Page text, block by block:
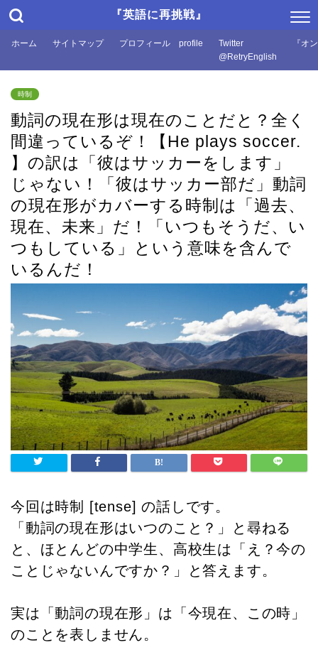
『英語に再挑戦』
ホーム サイトマップ プロフィール profile
Twitter
@RetryEnglish
『オ
時制
動詞の現在形は現在のことだと？全く
間違っているぞ！【He plays soccer.
】の訳は「彼はサッカーをします」
じゃない！「彼はサッカー部だ」動詞
の現在形がカバーする時制は「過去、
現在、未来」だ！「いつもそうだ、い
つもしている」という意味を含んで
いるんだ！
今回は時制 [tense] の話しです。
「動詞の現在形はいつのこと？」と尋ねる
と、ほとんどの中学生、高校生は「え？今の
ことじゃないんですか？」と答えます。
実は「動詞の現在形」は「今現在、この時」
のことを表しません。